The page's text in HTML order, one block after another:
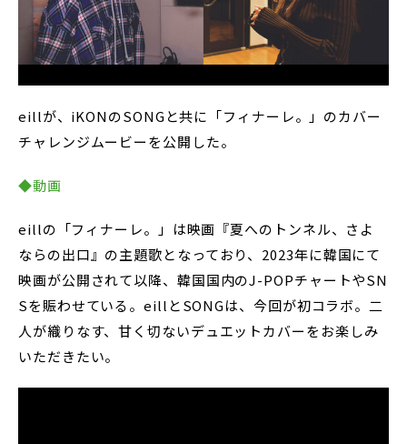
eillが、iKONのSONGと共に「フィナーレ。」のカバー
チャレンジムービーを公開した。
◆動画
eillの「フィナーレ。」は映画『夏へのトンネル、さよ
ならの出口』の主題歌となっており、2023年に韓国にて
映画が公開されて以降、韓国国内のJ-POPチャートやSN
Sを賑わせている。eillとSONGは、今回が初コラボ。二
人が織りなす、甘く切ないデュエットカバーをお楽しみ
いただきたい。